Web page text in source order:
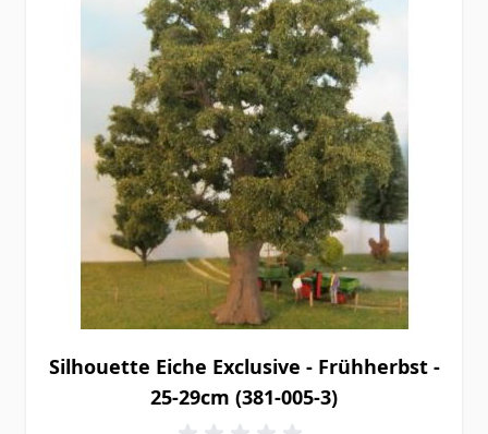
Silhouette Eiche Exclusive - Frühherbst -
25-29cm (381-005-3)